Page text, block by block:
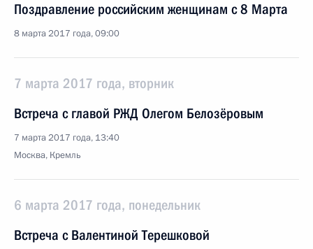
Поздравление российским женщинам с 8 Марта
8 марта 2017 года, 09:00
7 марта 2017 года, вторник
Встреча с главой РЖД Олегом Белозёровым
7 марта 2017 года, 13:40
Москва, Кремль
6 марта 2017 года, понедельник
Встреча с Валентиной Терешковой